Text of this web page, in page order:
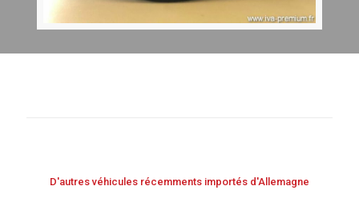
D'autres véhicules récemments importés d'Allemagne